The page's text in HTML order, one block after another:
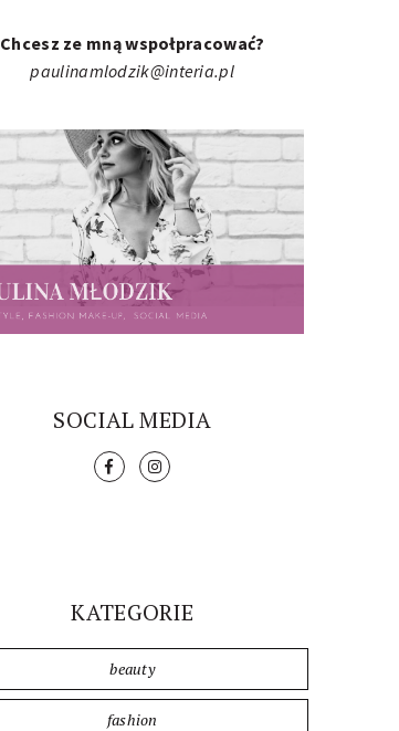
Chcesz ze mną wspołpracować?
paulinamlodzik@interia.pl
SOCIAL MEDIA
KATEGORIE
beauty
fashion